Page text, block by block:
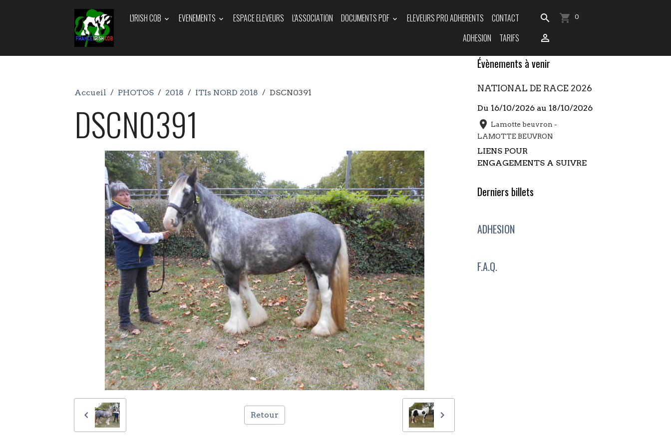
L'IRISH COB EVENEMENTS ESPACE ELEVEURS L'ASSOCIATION DOCUMENTS PDF ELEVEURS PRO ADHERENTS
CONTACT
ADHESION
TARIFS
0
Accueil PHOTOS 2018 ITIs NORD 2018 DSCN0391
DSCN0391
Retour
Évènements à venir
NATIONAL DE RACE 2026
Du 16/10/2026 au 18/10/2026
Lamotte beuvron -
LAMOTTE BEUVRON
LIENS POUR
ENGAGEMENTS A SUIVRE
Derniers billets
ADHESION
F.A.Q.